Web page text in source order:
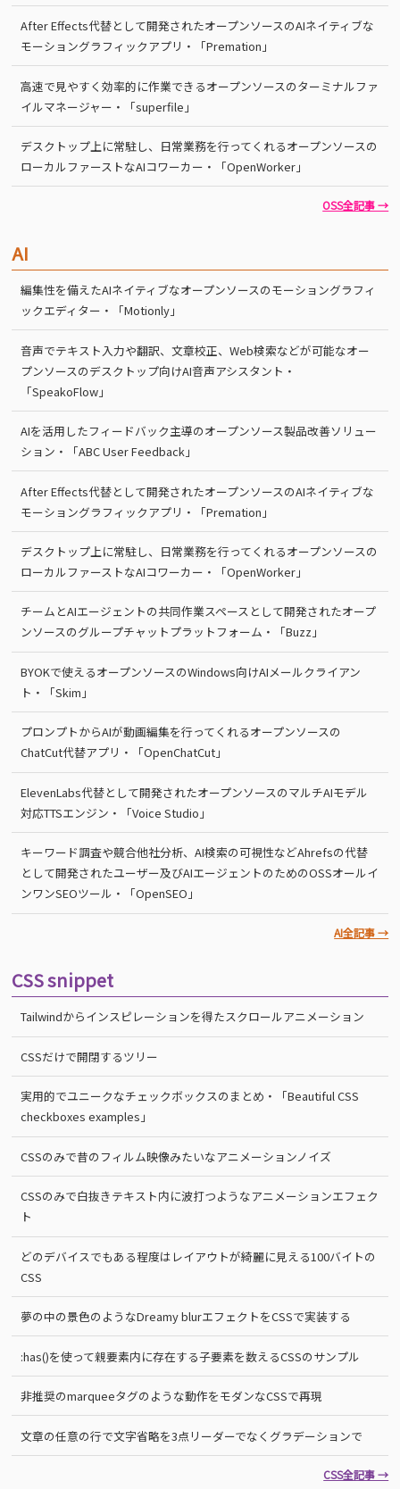
After Effects代替として開発されたオープンソースのAIネイティブな
モーショングラフィックアプリ・「Premation」
高速で見やすく効率的に作業できるオープンソースのターミナルファ
イルマネージャー・「superfile」
デスクトップ上に常駐し、日常業務を行ってくれるオープンソースの
ローカルファーストなAIコワーカー・「OpenWorker」
OSS全記事 →
AI
編集性を備えたAIネイティブなオープンソースのモーショングラフィ
ックエディター・「Motionly」
音声でテキスト入力や翻訳、文章校正、Web検索などが可能なオー
プンソースのデスクトップ向けAI音声アシスタント・
「SpeakoFlow」
AIを活用したフィードバック主導のオープンソース製品改善ソリュー
ション・「ABC User Feedback」
After Effects代替として開発されたオープンソースのAIネイティブな
モーショングラフィックアプリ・「Premation」
デスクトップ上に常駐し、日常業務を行ってくれるオープンソースの
ローカルファーストなAIコワーカー・「OpenWorker」
チームとAIエージェントの共同作業スペースとして開発されたオープ
ンソースのグループチャットプラットフォーム・「Buzz」
BYOKで使えるオープンソースのWindows向けAIメールクライアン
ト・「Skim」
プロンプトからAIが動画編集を行ってくれるオープンソースの
ChatCut代替アプリ・「OpenChatCut」
ElevenLabs代替として開発されたオープンソースのマルチAIモデル
対応TTSエンジン・「Voice Studio」
キーワード調査や競合他社分析、AI検索の可視性などAhrefsの代替
として開発されたユーザー及びAIエージェントのためのOSSオールイ
ンワンSEOツール・「OpenSEO」
AI全記事 →
CSS snippet
Tailwindからインスピレーションを得たスクロールアニメーション
CSSだけで開閉するツリー
実用的でユニークなチェックボックスのまとめ・「Beautiful CSS
checkboxes examples」
CSSのみで昔のフィルム映像みたいなアニメーションノイズ
CSSのみで白抜きテキスト内に波打つようなアニメーションエフェク
ト
どのデバイスでもある程度はレイアウトが綺麗に見える100バイトの
CSS
夢の中の景色のようなDreamy blurエフェクトをCSSで実装する
:has()を使って親要素内に存在する子要素を数えるCSSのサンプル
非推奨のmarqueeタグのような動作をモダンなCSSで再現
文章の任意の行で文字省略を3点リーダーでなくグラデーションで
CSS全記事 →